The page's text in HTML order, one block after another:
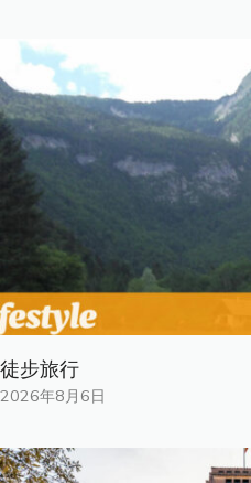
徒步旅行
2026年8月6日